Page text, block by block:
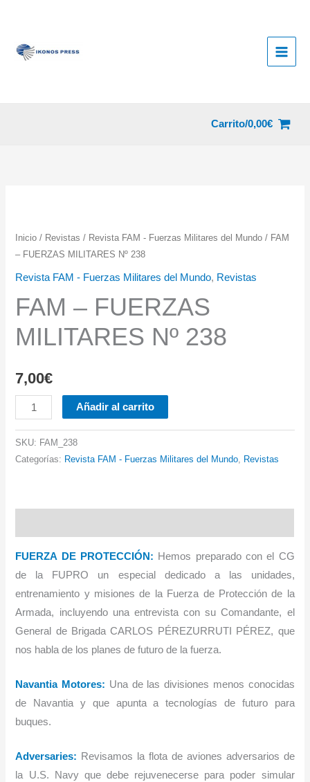
contenido
Carrito/0,00€
Inicio / Revistas / Revista FAM - Fuerzas Militares del Mundo / FAM
– FUERZAS MILITARES Nº 238
Revista FAM - Fuerzas Militares del Mundo, Revistas
FAM – FUERZAS
MILITARES Nº 238
7,00€
FAM
-
FUERZAS
MILITARES
Añadir al carrito
SKU: FAM_238
Categorías: Revista FAM - Fuerzas Militares del Mundo, Revistas
FUERZA DE PROTECCIÓN: Hemos preparado con el CG
de la FUPRO un especial dedicado a las unidades,
entrenamiento y misiones de la Fuerza de Protección de la
Armada, incluyendo una entrevista con su Comandante, el
General de Brigada CARLOS PÉREZURRUTI PÉREZ, que
nos habla de los planes de futuro de la fuerza.
Navantia Motores: Una de las divisiones menos conocidas
de Navantia y que apunta a tecnologías de futuro para
buques.
Adversaries: Revisamos la flota de aviones adversarios de
la U.S. Navy que debe rejuvenecerse para poder simular